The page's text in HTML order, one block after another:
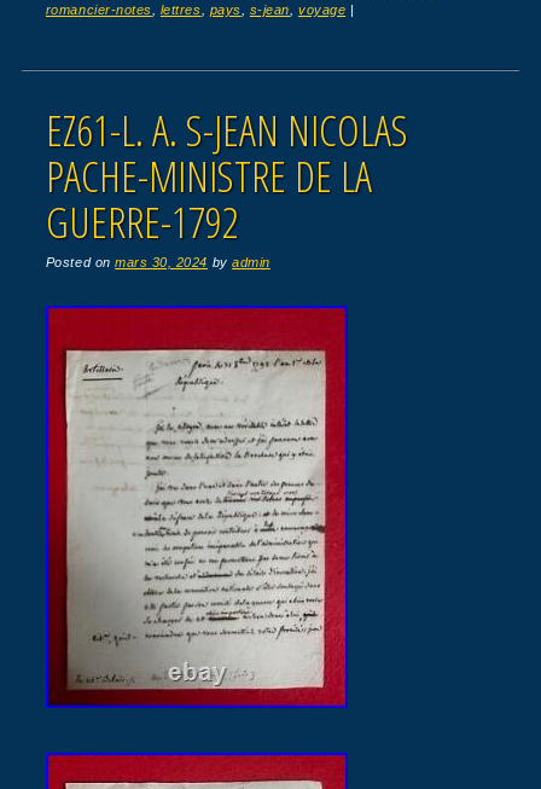
romancier-notes
lettres pays s-jean voyage
EZ61-L. A. S-JEAN NICOLAS
PACHE-MINISTRE DE LA
GUERRE-1792
Posted onmars 30, 2024 byadmin